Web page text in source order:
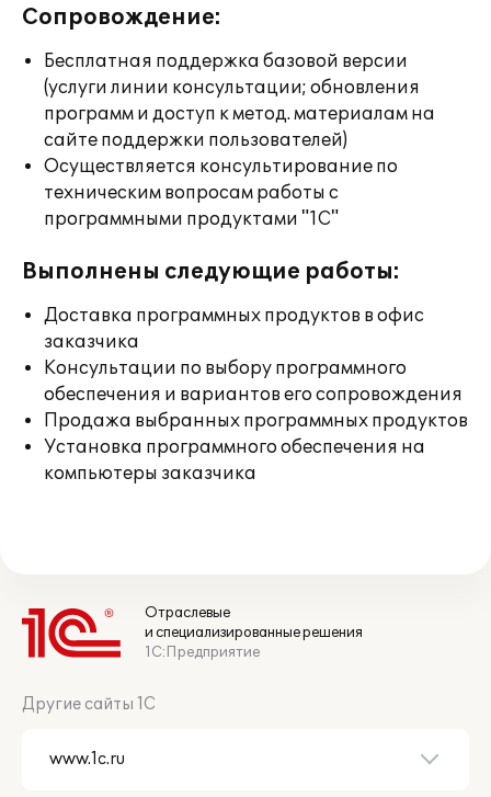
Сопровождение:
Бесплатная поддержка базовой версии
(услуги линии консультации; обновления
программ и доступ к метод. материалам на
сайте поддержки пользователей)
Осуществляется консультирование по
техническим вопросам работы с
программными продуктами "1С"
Выполнены следующие работы:
Доставка программных продуктов в офис
заказчика
Консультации по выбору программного
обеспечения и вариантов его сопровождения
Продажа выбранных программных продуктов
Установка программного обеспечения на
компьютеры заказчика
Отраслевые
и специализированные решения
1С:Предприятие
Другие сайты 1С